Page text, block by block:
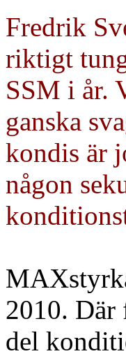
Fredrik
riktigt
SSM i år.
ganska
kondis är
någon
2010. Där
del